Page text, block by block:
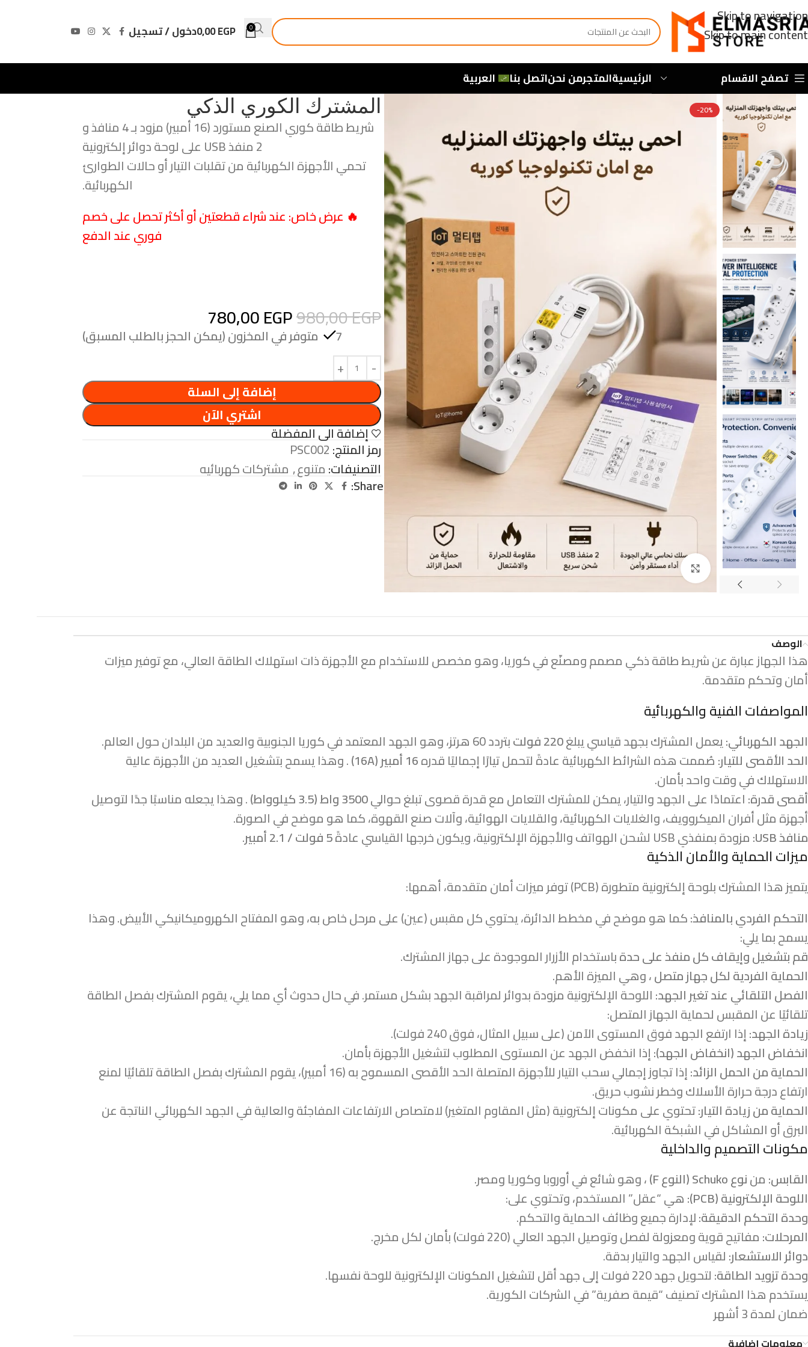
Skip to navigation
Skip to main content
0
0,00EGP دخول / تسجيل
تصفح الاقسام الرئيسيةالمتجرمن نحناتصل بنا العربية
-20%
اضغط للتكبير
المشترك الكوري الذكي
شريط طاقة كوري الصنع مستورد (16 أمبير) مزود بـ 4 منافذ و
2 منفذ USB على لوحة دوائر إلكترونية
تحمي الأجهزة الكهربائية من تقلبات التيار أو حالات الطوارئ
الكهربائية.
🔥 عرض خاص: عند شراء قطعتين أو أكثر تحصل على خصم
فوري عند الدفع
980,00EGP
780,00EGP
7 متوفر في المخزون (يمكن الحجز بالطلب المسبق)
إضافة إلى السلة
اشتري الآن
إضافة الى المفضلة
رمز المنتج:PSC002
التصنيفات:متنوع, مشتركات كهربائيه
Share:
الوصف
هذا الجهاز عبارة عن شريط طاقة ذكي مصمم ومصنّع في كوريا، وهو مخصص للاستخدام مع الأجهزة ذات استهلاك الطاقة العالي، مع توفير ميزات
أمان وتحكم متقدمة.
المواصفات الفنية والكهربائية
الجهد الكهربائي:يعمل المشترك بجهد قياسي يبلغ220 فولت
بتردد 60 هرتز، وهو الجهد المعتمد في كوريا الجنوبية والعديد من البلدان حول العالم.
الحد الأقصى للتيار:صُممت هذه الشرائط الكهربائية عادةً لتحمل تيارًا إجماليًا قدره16 أمبير (16A)
. وهذا يسمح بتشغيل العديد من الأجهزة عالية
الاستهلاك في وقت واحد بأمان.
أقصى قدرة:اعتمادًا على الجهد والتيار، يمكن للمشترك التعامل مع قدرة قصوى تبلغ حوالي3500 واط (3.5 كيلوواط)
. وهذا يجعله مناسبًا جدًا لتوصيل
أجهزة مثل أفران الميكروويف، والغلايات الكهربائية، والقلايات الهوائية، وآلات صنع القهوة، كما هو موضح في الصورة.
منافذ USB:
مزودة بمنفذي USB لشحن الهواتف والأجهزة الإلكترونية، ويكون خرجها القياسي عادةً 5 فولت / 2.1 أمبير .
ميزات الحماية والأمان الذكية
يتميز هذا المشترك بلوحة إلكترونية متطورة (PCB) توفر ميزات أمان متقدمة، أهمها:
التحكم الفردي بالمنافذ:كما هو موضح في مخطط الدائرة، يحتوي كل مقبس (عين) على مرحل خاص به، وهو المفتاح الكهروميكانيكي الأبيض. وهذا
يسمح بما يلي:
قم بتشغيل وإيقاف كل منفذ على حدةباستخدام الأزرار الموجودة على جهاز المشترك.
الحماية الفردية لكل جهاز متصل، وهي الميزة الأهم.
الفصل التلقائي عند تغير الجهد:اللوحة الإلكترونية مزودة بدوائر لمراقبة الجهد بشكل مستمر. في حال حدوث أي مما يلي، يقوم المشترك بفصل الطاقة
تلقائيًا عن المقبس لحماية الجهاز المتصل:
زيادة الجهد:إذا ارتفع الجهد فوق المستوى الآمن (على سبيل المثال، فوق 240 فولت).
انخفاض الجهد (انخفاض الجهد):إذا انخفض الجهد عن المستوى المطلوب لتشغيل الأجهزة بأمان.
الحماية من الحمل الزائد:
إذا تجاوز إجمالي سحب التيار للأجهزة المتصلة الحد الأقصى المسموح به (16 أمبير)، يقوم المشترك بفصل الطاقة تلقائيًا لمنع
ارتفاع درجة حرارة الأسلاك وخطر نشوب حريق.
الحماية من زيادة التيار:تحتوي على مكونات إلكترونية (مثل المقاوم المتغير) لامتصاص الارتفاعات المفاجئة والعالية في الجهد الكهربائي الناتجة عن
البرق أو المشاكل في الشبكة الكهربائية.
مكونات التصميم والداخلية
القابس:مننوع Schuko (النوع F)
، وهو شائع في أوروبا وكوريا ومصر.
اللوحة الإلكترونية (PCB):
هي “عقل” المستخدم، وتحتوي على:
وحدة التحكم الدقيقة:لإدارة جميع وظائف الحماية والتحكم.
المرحلات:مفاتيح قوية ومعزولة لفصل وتوصيل الجهد العالي (220 فولت) بأمان لكل مخرج.
دوائر الاستشعار:لقياس الجهد والتيار بدقة.
وحدة تزويد الطاقة:لتحويل جهد 220 فولت إلى جهد أقل لتشغيل المكونات الإلكترونية للوحة نفسها.
يستخدم هذا المشترك تصنيف “قيمة صفرية” في الشركات الكورية.
ضمان لمدة 3 أشهر